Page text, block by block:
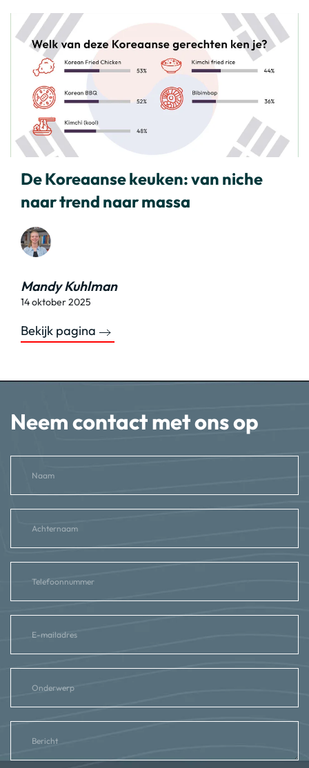
De Koreaanse keuken: van niche
naar trend naar massa
Mandy Kuhlman
14 oktober 2025
Bekijk pagina
Neem contact met ons op